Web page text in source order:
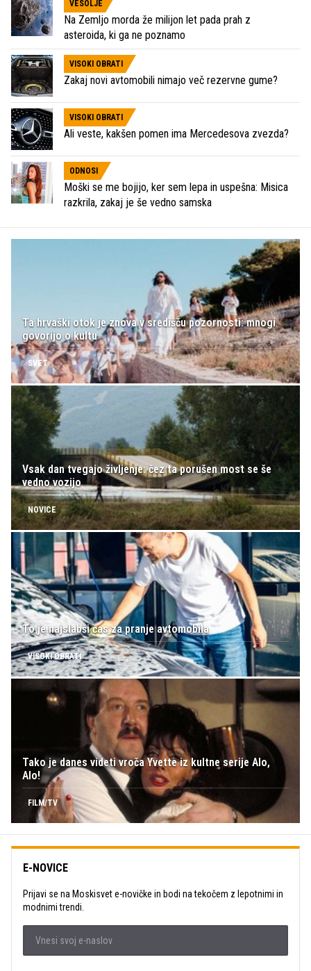
VESOLJE
Na Zemljo morda že milijon let pada prah z
asteroida, ki ga ne poznamo
VISOKI OBRATI
Zakaj novi avtomobili nimajo več rezervne gume?
VISOKI OBRATI
Ali veste, kakšen pomen ima Mercedesova zvezda?
ODNOSI
Moški se me bojijo, ker sem lepa in uspešna: Misica
razkrila, zakaj je še vedno samska
Ta hrvaški otok je znova v središču pozornosti: mnogi
govorijo o kultu
SVET
Vsak dan tvegajo življenje: čez ta porušen most se še
vedno vozijo
NOVICE
To je najslabši čas za pranje avtomobila
VISOKI OBRATI
Tako je danes videti vroča Yvette iz kultne serije Alo,
Alo!
FILM/TV
E-NOVICE
Prijavi se na Moskisvet e-novičke in bodi na tekočem z lepotnimi in
modnimi trendi.